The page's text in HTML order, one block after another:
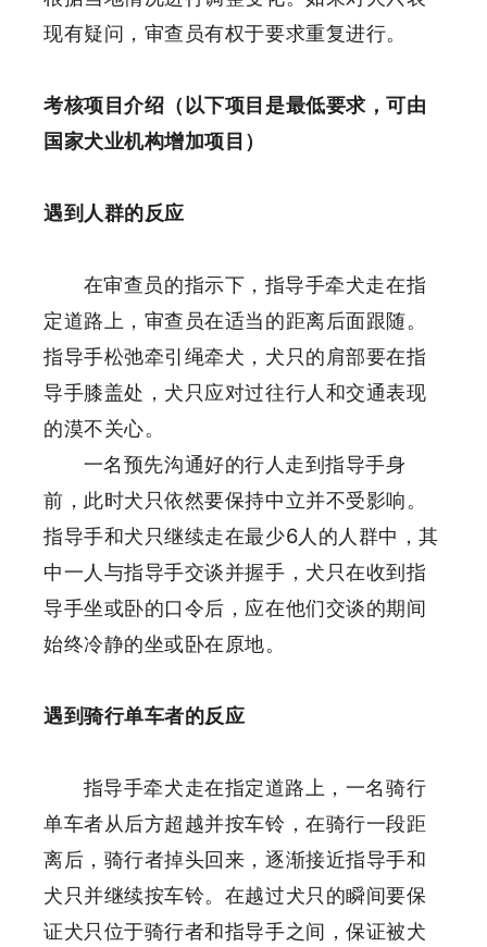
现有疑问，审查员有权于要求重复进行。
考核项目介绍（以下项目是最低要求，可由
国家犬业机构增加项目）
遇到人群的反应
在审查员的指示下，指导手牵犬走在指
定道路上，审查员在适当的距离后面跟随。
指导手松弛牵引绳牵犬，犬只的肩部要在指
导手膝盖处，犬只应对过往行人和交通表现
的漠不关心。
一名预先沟通好的行人走到指导手身
前，此时犬只依然要保持中立并不受影响。
指导手和犬只继续走在最少6人的人群中，其
中一人与指导手交谈并握手，犬只在收到指
导手坐或卧的口令后，应在他们交谈的期间
始终冷静的坐或卧在原地。
遇到骑行单车者的反应
指导手牵犬走在指定道路上，一名骑行
单车者从后方超越并按车铃，在骑行一段距
离后，骑行者掉头回来，逐渐接近指导手和
犬只并继续按车铃。在越过犬只的瞬间要保
证犬只位于骑行者和指导手之间，保证被犬